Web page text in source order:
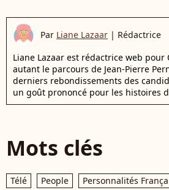
Par Liane Lazaar | Rédactrice
Liane Lazaar est rédactrice web pour
autant le parcours de Jean-Pierre
derniers rebondissements des
un goût prononcé pour les histoires
Mots clés
Télé People Personnalités